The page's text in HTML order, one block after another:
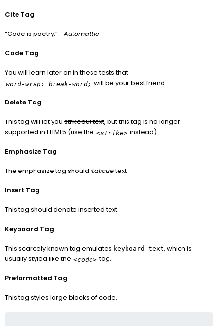
Cite Tag
“Code is poetry.” –Automattic
Code Tag
You will learn later on in these tests that
word-wrap: break-word; will be your best friend.
Delete Tag
This tag will let you strikeout text, but this tag is no longer
supported in HTML5 (use the <strike> instead).
Emphasize Tag
The emphasize tag should italicizetext.
Insert Tag
This tag should denote insertedtext.
Keyboard Tag
This scarcely known tag emulates keyboard text, which is
usually styled like the <code> tag.
Preformatted Tag
This tag styles large blocks of code.